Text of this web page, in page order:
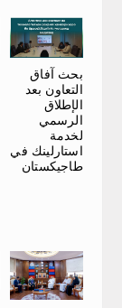
بحث آفاق
التعاون بعد
الإطلاق
الرسمي
لخدمة
استارلينك في
طاجيكستان